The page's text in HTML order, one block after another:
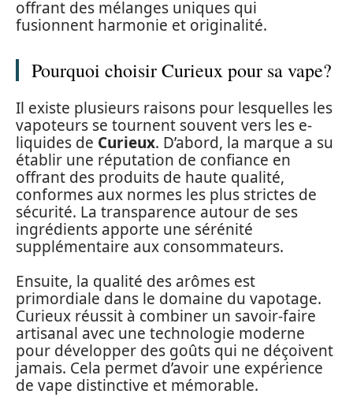
offrant des mélanges uniques qui
fusionnent harmonie et originalité.
Pourquoi choisir Curieux pour sa vape?
Il existe plusieurs raisons pour lesquelles les
vapoteurs se tournent souvent vers les e-
liquides de Curieux. D’abord, la marque a su
établir une réputation de confiance en
offrant des produits de haute qualité,
conformes aux normes les plus strictes de
sécurité. La transparence autour de ses
ingrédients apporte une sérénité
supplémentaire aux consommateurs.
Ensuite, la qualité des arômes est
primordiale dans le domaine du vapotage.
Curieux réussit à combiner un savoir-faire
artisanal avec une technologie moderne
pour développer des goûts qui ne déçoivent
jamais. Cela permet d’avoir une expérience
de vape distinctive et mémorable.